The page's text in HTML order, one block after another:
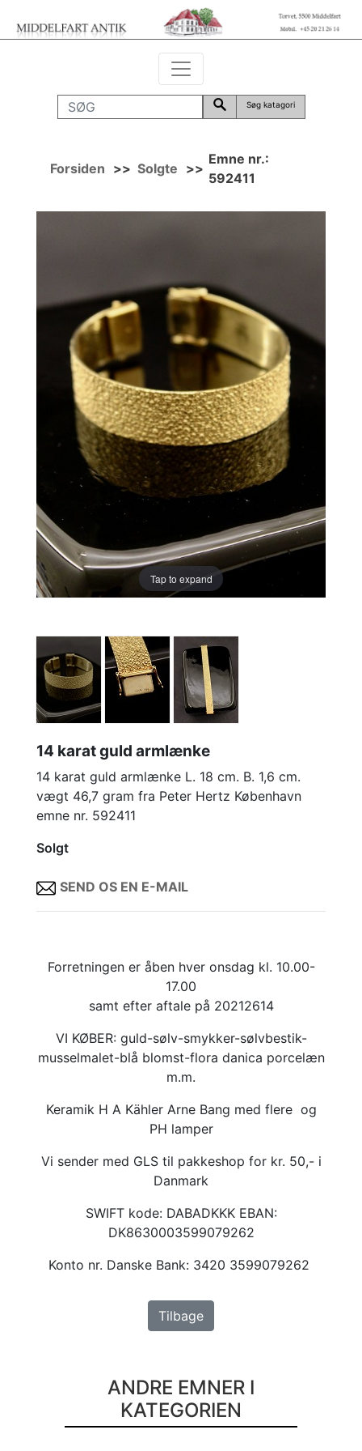
Søg katagori
Forsiden >> Solgte >>
Emne nr.:
592411
Tap to expand
14 karat guld armlænke
14 karat guld armlænke L. 18 cm. B. 1,6 cm.
vægt 46,7 gram fra Peter Hertz København
emne nr. 592411
Solgt
SEND OS EN E-MAIL
Forretningen er åben hver onsdag kl. 10.00-
17.00
samt efter aftale på 20212614
VI KØBER: guld-sølv-smykker-sølvbestik-
musselmalet-blå blomst-flora danica porcelæn
m.m.
Keramik H A Kähler Arne Bang med flere og
PH lamper
Vi sender med GLS til pakkeshop for kr. 50,- i
Danmark
SWIFT kode: DABADKKK EBAN:
DK8630003599079262
Konto nr. Danske Bank: 3420 3599079262
Tilbage
ANDRE EMNER I
KATEGORIEN